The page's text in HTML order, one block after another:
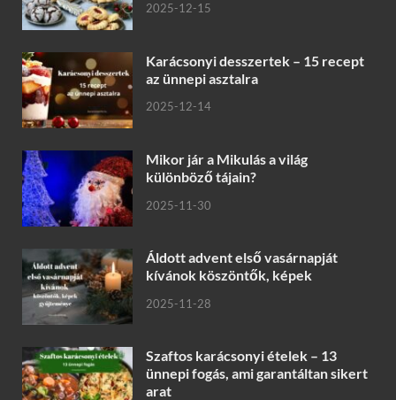
2025-12-15
Karácsonyi desszertek – 15 recept
az ünnepi asztalra
2025-12-14
Mikor jár a Mikulás a világ
különböző tájain?
2025-11-30
Áldott advent első vasárnapját
kívánok köszöntők, képek
2025-11-28
Szaftos karácsonyi ételek – 13
ünnepi fogás, ami garantáltan sikert
arat